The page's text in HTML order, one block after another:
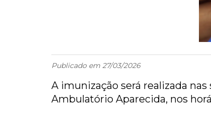
Publicado em 27/03/2026
A imunização será realizada
Ambulatório Aparecida, nos